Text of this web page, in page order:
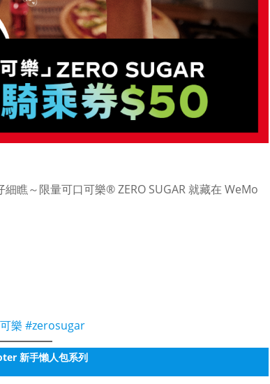
瞧～限量可口可樂® ZERO SUGAR 就藏在 WeMo
樂 #zerosugar
新手懶人包系列